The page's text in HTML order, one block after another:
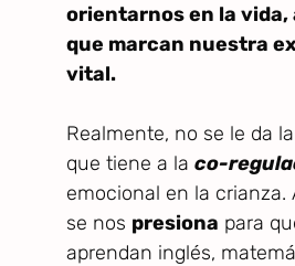
orientarnos en la vida,
que marcan nuestra
vital.
Realmente, no se le da la
que tiene a la co-
emocional en la crianza.
se nos presiona para
aprendan inglés,